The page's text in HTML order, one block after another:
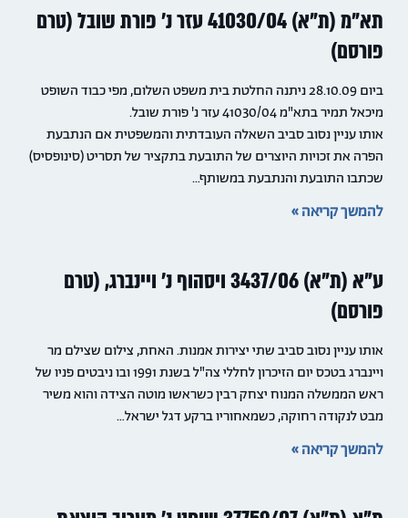
תא"מ (ת"א) 41030/04 עזר נ' פורת שובל (טרם
פורסם)
ביום 28.10.09 ניתנה החלטת בית משפט השלום, מפי כבוד השופט
מיכאל תמיר בתא"מ 41030/04 עזר נ' פורת שובל.
אותו עניין נסוב סביב השאלה העובדתית והמשפטית אם הנתבעת
הפרה את זכויות היוצרים של התובעת בתקציר של תסריט (סינופסיס)
שכתבו התובעת והנתבעת במשותף…
להמשך קריאה »
ע"א (ת"א) 3437/06 ויסהוף נ' ויינברג, (טרם
פורסם)
אותו עניין נסוב סביב שתי יצירות אמנות. האחת, צילום שצילם מר
ויינברג בטכס יום הזיכרון לחללי צה"ל בשנת 1991 ובו ניבטים פניו של
ראש הממשלה המנוח יצחק רבין כשראשו מוטה הצידה והוא משיר
מבט לנקודה רחוקה, כשמאחוריו ברקע דגל ישראל…
להמשך קריאה »